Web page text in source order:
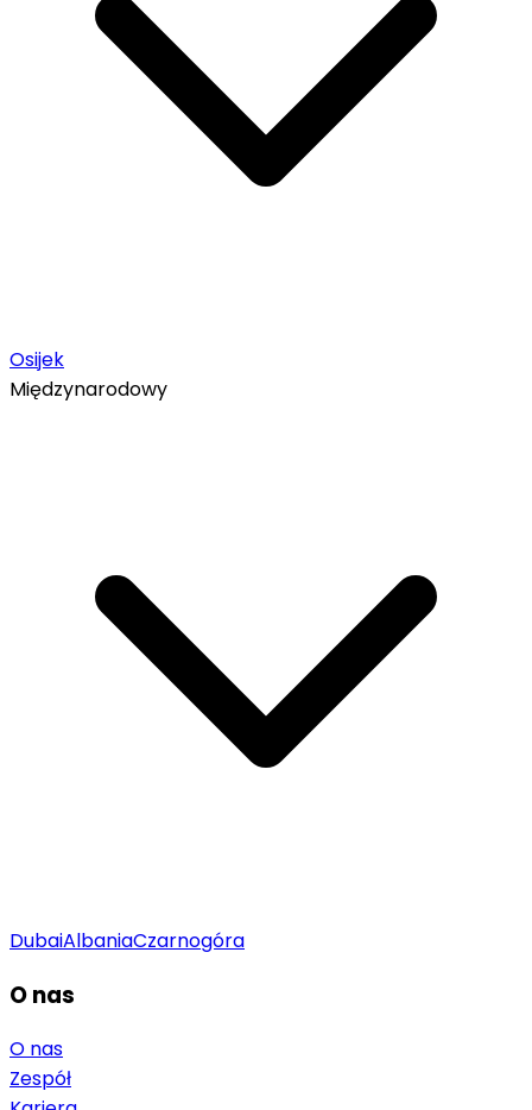
Osijek
Międzynarodowy
DubaiAlbaniaCzarnogóra
O nas
O nas
Zespół